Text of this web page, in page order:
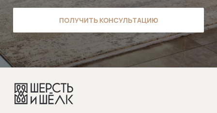
ПОЛУЧИТЬ КОНСУЛЬТАЦИЮ